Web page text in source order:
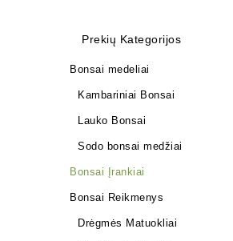
Prekių Kategorijos
Bonsai medeliai
Kambariniai Bonsai
Lauko Bonsai
Sodo bonsai medžiai
Bonsai Įrankiai
Bonsai Reikmenys
Drėgmės Matuokliai